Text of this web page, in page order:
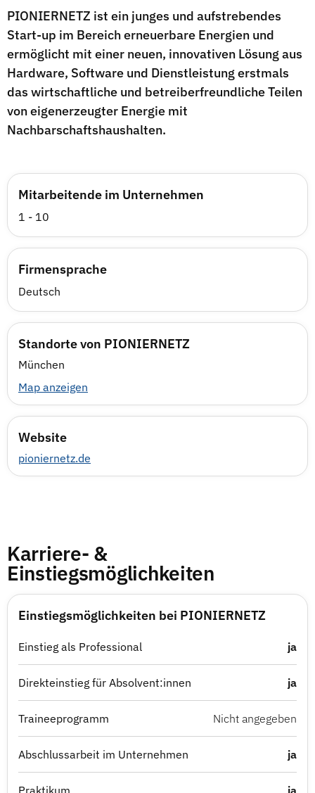
PIONIERNETZ ist ein junges und aufstrebendes
Start-up im Bereich erneuerbare Energien und
ermöglicht mit einer neuen, innovativen Lösung aus
Hardware, Software und Dienstleistung erstmals
das wirtschaftliche und betreiberfreundliche Teilen
von eigenerzeugter Energie mit
Nachbarschaftshaushalten.
Mitarbeitende im Unternehmen
1 - 10
Firmensprache
Deutsch
Standorte von PIONIERNETZ
München
Map anzeigen
Website
pioniernetz.de
Karriere- &
Einstiegsmöglichkeiten
Einstiegsmöglichkeiten bei PIONIERNETZ
Einstieg als Professional ja
Direkteinstieg für Absolvent:innen ja
Traineeprogramm Nicht angegeben
Abschlussarbeit im Unternehmen ja
Praktikum ja